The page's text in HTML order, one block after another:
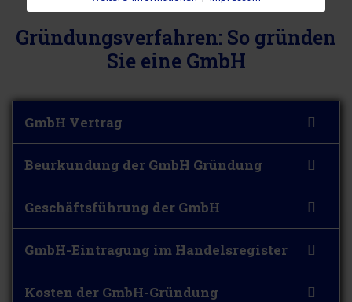
Gründungsverfahren: So gründen
Sie eine GmbH
GmbH Vertrag
Beurkundung der GmbH Gründung
Geschäftsführung der GmbH
GmbH-Eintragung im Handelsregister
Kosten der GmbH-Gründung